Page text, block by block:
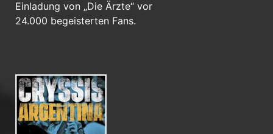
Einladung von „Die Ärzte“ vor
24.000 begeisterten Fans.